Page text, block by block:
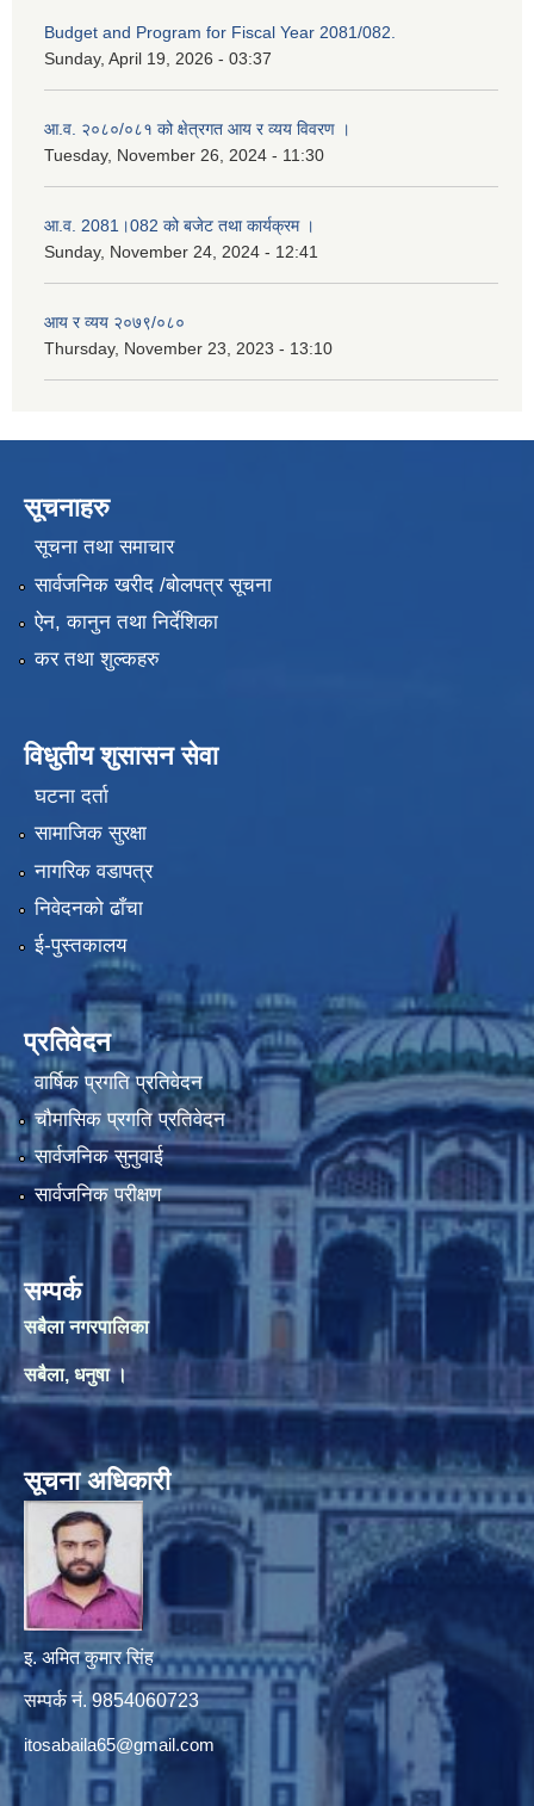
Budget and Program for Fiscal Year 2081/082.
Sunday, April 19, 2026 - 03:37
आ.व. २०८०/०८१ को क्षेत्रगत आय र व्यय विवरण ।
Tuesday, November 26, 2024 - 11:30
आ.व. 2081।082 को बजेट तथा कार्यक्रम ।
Sunday, November 24, 2024 - 12:41
आय र व्यय २०७९/०८०
Thursday, November 23, 2023 - 13:10
सूचनाहरु
सूचना तथा समाचार
सार्वजनिक खरीद /बोलपत्र सूचना
ऐन, कानुन तथा निर्देशिका
कर तथा शुल्कहरु
विधुतीय शुसासन सेवा
घटना दर्ता
सामाजिक सुरक्षा
नागरिक वडापत्र
निवेदनको ढाँचा
ई-पुस्तकालय
प्रतिवेदन
वार्षिक प्रगति प्रतिवेदन
चौमासिक प्रगति प्रतिवेदन
सार्वजनिक सुनुवाई
सार्वजनिक परीक्षण
सम्पर्क
सबैला नगरपालिका
सबैला, धनुषा ।
सूचना अधिकारी
इ. अमित कुमार सिंह
सम्पर्क नं. 9854060723
itosabaila65@gmail.com